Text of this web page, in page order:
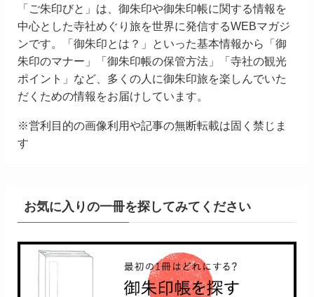
「ご朱印びと」は、御朱印や御朱印帳に関する情報を
中心とした寺社めぐり旅を世界に発信するWEBマガジ
ンです。「御朱印とは？」といった基本情報から「御
朱印のマナー」「御朱印帳の保管方法」「寺社の観光
ポイント」など、多くの人に御朱印旅を楽しんでいた
だくための情報をお届けしています。
※営利目的の画像利用や記事の無断転載は固く禁じま
す
お気に入りの一冊を探してみてください